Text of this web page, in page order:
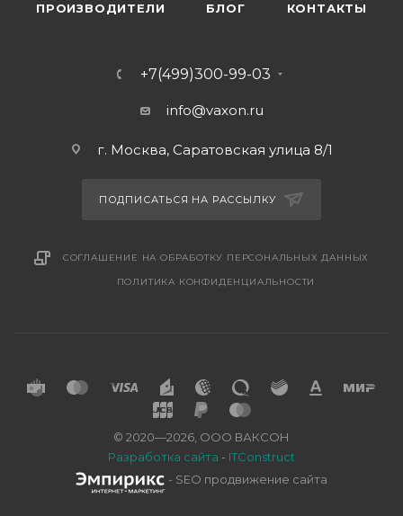
ПРОИЗВОДИТЕЛИ БЛОГ КОНТАКТЫ
+7(499)300-99-03
info@vaxon.ru
г. Москва, Саратовская улица 8/1
ПОДПИСАТЬСЯ НА РАССЫЛКУ
СОГЛАШЕНИЕ НА ОБРАБОТКУ ПЕРСОНАЛЬНЫХ ДАННЫХ
ПОЛИТИКА КОНФИДЕНЦИАЛЬНОСТИ
© 2020—2026, ООО ВАКСОН
Разработка сайта - ITConstruct
- SEO продвижение сайта